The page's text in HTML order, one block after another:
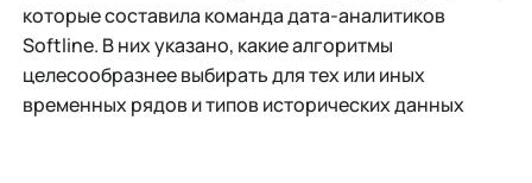
которые составила команда дата-аналитиков
Softline. В них указано, какие алгоритмы
целесообразнее выбирать для тех или иных
временных рядов и типов исторических данных